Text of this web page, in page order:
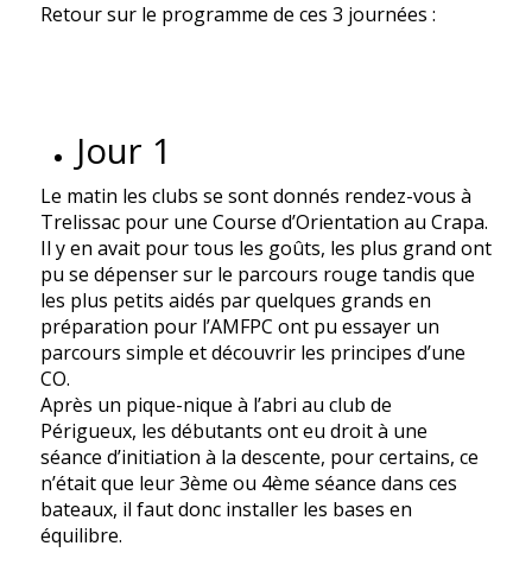
Retour sur le programme de ces 3 journées :
Jour 1
Le matin les clubs se sont donnés rendez-vous à
Trelissac pour une Course d’Orientation au Crapa.
Il y en avait pour tous les goûts, les plus grand ont
pu se dépenser sur le parcours rouge tandis que
les plus petits aidés par quelques grands en
préparation pour l’AMFPC ont pu essayer un
parcours simple et découvrir les principes d’une
CO.
Après un pique-nique à l’abri au club de
Périgueux, les débutants ont eu droit à une
séance d’initiation à la descente, pour certains, ce
n’était que leur 3ème ou 4ème séance dans ces
bateaux, il faut donc installer les bases en
équilibre.